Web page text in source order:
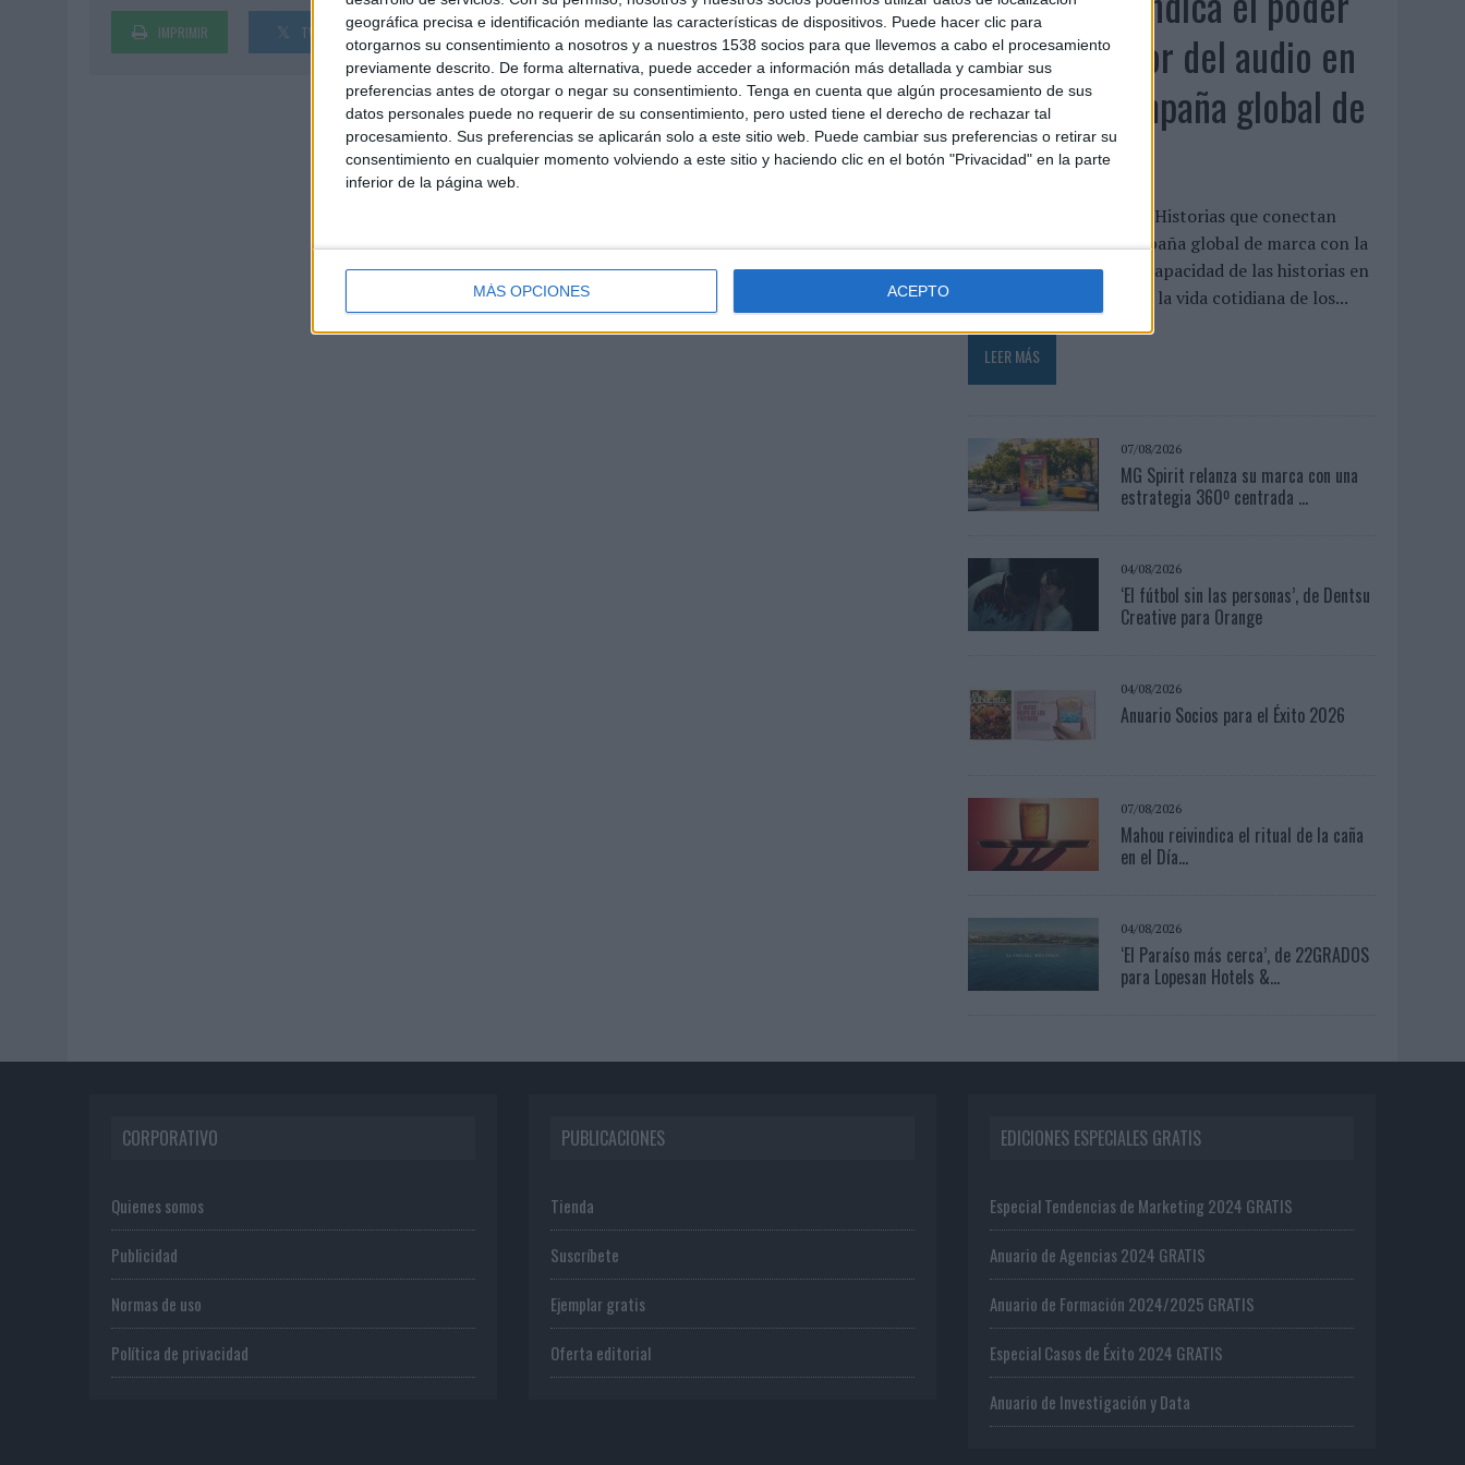
geográfica precisa e identificación mediante las características de dispositivos. Puede hacer clic para
otorgarnos su consentimiento a nosotros y a nuestros 1538 socios para que llevemos a cabo el procesamiento
previamente descrito. De forma alternativa, puede acceder a información más detallada y cambiar sus
preferencias antes de otorgar o negar su consentimiento. Tenga en cuenta que algún procesamiento de sus
datos personales puede no requerir de su consentimiento, pero usted tiene el derecho de rechazar tal
procesamiento. Sus preferencias se aplicarán solo a este sitio web. Puede cambiar sus preferencias o retirar su
consentimiento en cualquier momento volviendo a este sitio y haciendo clic en el botón "Privacidad" en la parte
inferior de la página web.
MÁS OPCIONES ACEPTO
IMPRIMIR TWEET SHARE SHARE ENVIAR PIN
transformador del audio en
su nueva campaña global de
marca
Audible ha presentado ‘Historias que conectan
contigo’, su nueva campaña global de marca con la
que pone el foco en la capacidad de las historias en
audio para transformar la vida cotidiana de los...
LEER MÁS
07/08/2026
MG Spirit relanza su marca con una
estrategia 360º centrada ...
04/08/2026
‘El fútbol sin las personas’, de Dentsu
Creative para Orange
04/08/2026
Anuario Socios para el Éxito 2026
07/08/2026
Mahou reivindica el ritual de la caña
en el Día...
04/08/2026
‘El Paraíso más cerca’, de 22GRADOS
para Lopesan Hotels &...
CORPORATIVO
Quienes somos
Publicidad
Normas de uso
Política de privacidad
PUBLICACIONES
Tienda
Suscríbete
Ejemplar gratis
Oferta editorial
EDICIONES ESPECIALES GRATIS
Especial Tendencias de Marketing 2024 GRATIS
Anuario de Agencias 2024 GRATIS
Anuario de Formación 2024/2025 GRATIS
Especial Casos de Éxito 2024 GRATIS
Anuario de Investigación y Data